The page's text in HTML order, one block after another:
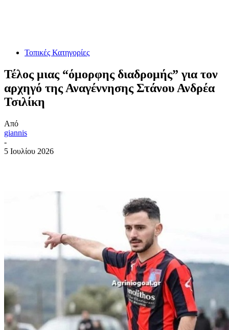
Τοπικές Κατηγορίες
Τέλος μιας “όμορφης διαδρομής” για τον
αρχηγό της Αναγέννησης Στάνου Ανδρέα
Τσιλίκη
Από
giannis
-
5 Ιουλίου 2026